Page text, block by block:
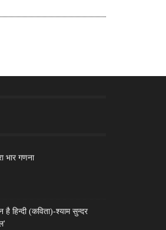
भार गणना
हिन्दी (कविता)-श्याम सुन्दर